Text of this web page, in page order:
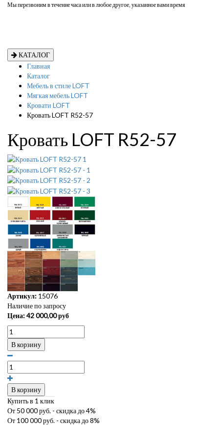
Мы перезвоним в течение часа или в любое другое, указанное вами время
КАТАЛОГ
Главная
Каталог
Мебель в стиле LOFT
Мягкая мебель LOFT
Кровати LOFT
Кровать LOFT R52-57
Кровать LOFT R52-57
Артикул: 15076
Наличие по запросу
Цена:42 000,00руб
В корзину
В корзину
Купить в 1 клик
От 50 000 руб. - скидка до 4%
От 100 000 руб. - скидка до 8%